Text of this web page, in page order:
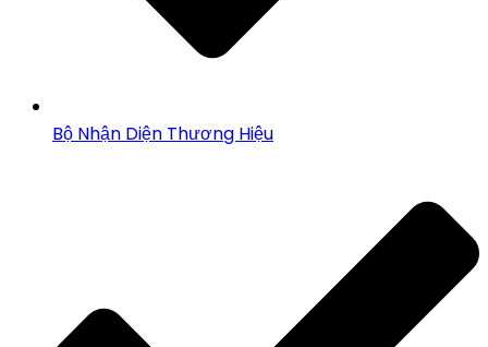
Bộ Nhận Diện Thương Hiệu